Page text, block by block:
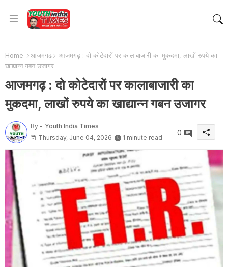
Home आजमगढ
आजमगढ़ : दो कोटेदारों पर कालाबाजारी का मुकदमा, लाखों रुपये का
खाद्यान्न गबन उजागर
आजमगढ़ : दो कोटेदारों पर कालाबाजारी का
मुकदमा, लाखों रुपये का खाद्यान्न गबन उजागर
By - Youth India Times
Thursday, June 04, 2026
1 minute read
0